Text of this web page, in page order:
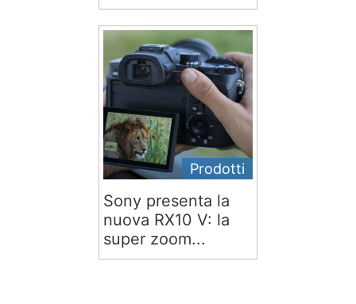
Prodotti
Sony presenta la
nuova RX10 V: la
super zoom...